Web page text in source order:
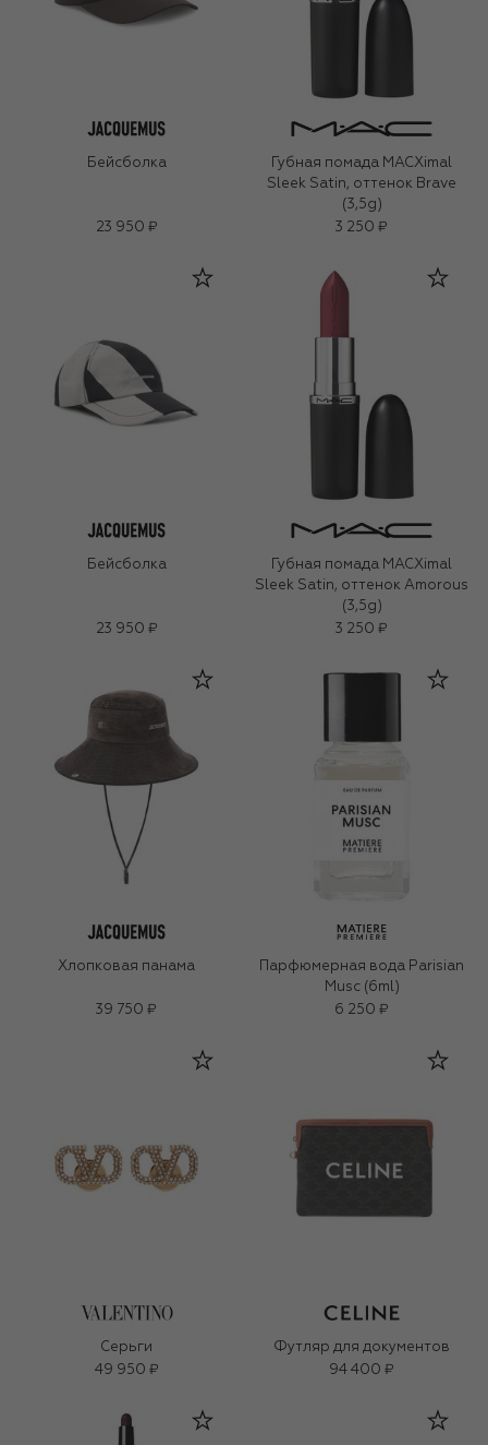
Бейсболка
23 950 ₽
Губная помада MACXimal
Sleek Satin, оттенок Brave
(3,5g)
3 250 ₽
Бейсболка
23 950 ₽
Губная помада MACXimal
Sleek Satin, оттенок Amorous
(3,5g)
3 250 ₽
Хлопковая панама
39 750 ₽
Парфюмерная вода Parisian
Musc (6ml)
6 250 ₽
Серьги
49 950 ₽
Футляр для документов
94 400 ₽